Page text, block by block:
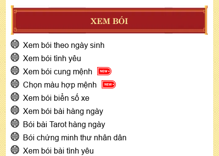
XEM BÓI
Xem bói theo ngày sinh
Xem bói tình yêu
Xem bói cung mệnh
Chọn màu hợp mệnh
Xem bói biển số xe
Xem bói bài hàng ngày
Bói bài Tarot hàng ngày
Bói chứng minh thư nhân dân
Xem bói bài tình yêu